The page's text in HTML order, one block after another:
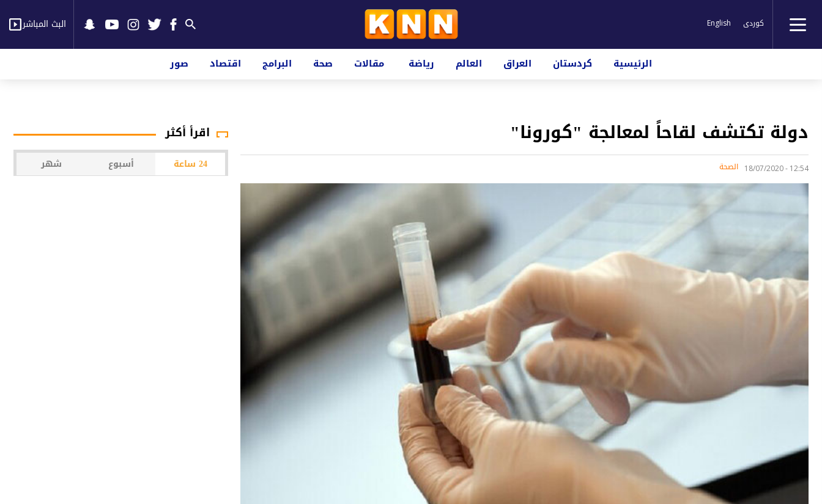
کوردی English البث المباشر
الرئيسية كردستان العراق العالم رياضة مقالات صحة البرامج اقتصاد صور
دولة تكتشف لقاحاً لمعالجة "كورونا"
12:54 - 18/07/2020 الصحة
اقرأ أكثر
24 ساعة أسبوع شهر